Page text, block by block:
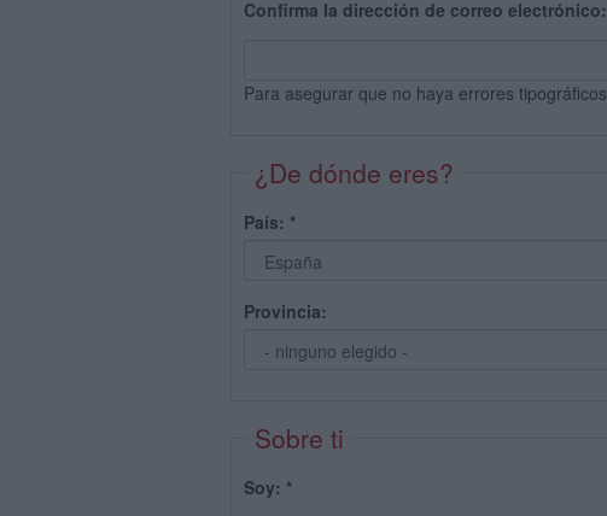
Confirma la dirección de correo electrónico:
Para asegurar que no haya errores tipográficos
¿De dónde eres?
País: *
Provincia:
Sobre ti
Soy: *